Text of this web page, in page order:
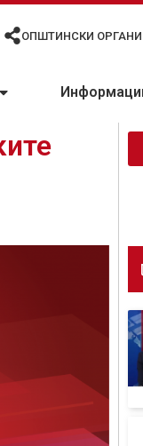
ОПШТИНСКИ